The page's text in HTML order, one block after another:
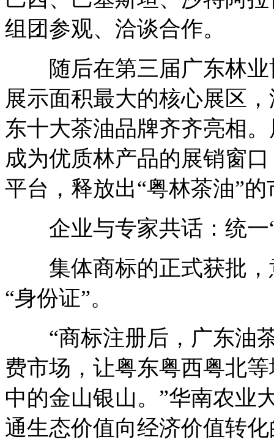
组团参观、洽谈合作。
随后在第三届广东林业
展示面积最大的核心展区
东十大茶油品牌齐齐亮相
成为优质林产品的展销窗
平台，释放出“粤林茶油”
企业与专家共话：统一“
集体商标的正式获批，
“身份证”。
“商标注册后，广东油茶
费市场，让粤东粤西粤北
中的金山银山。”华南农业
通生态价值向经济价值转